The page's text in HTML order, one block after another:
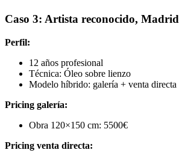
Caso 3: Artista reconocido, Madrid
Perfil:
12 años profesional
Técnica: Óleo sobre lienzo
Modelo híbrido: galería + venta directa
Pricing galería:
Obra 120×150 cm: 5500€
Pricing venta directa: